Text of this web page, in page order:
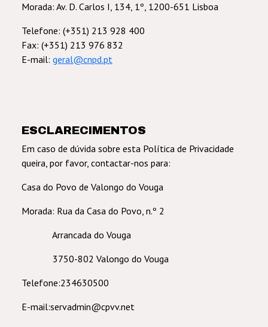
Morada: Av. D. Carlos I, 134, 1º, 1200-651 Lisboa
Telefone: (+351) 213 928 400
Fax: (+351) 213 976 832
E-mail: geral@cnpd.pt
ESCLARECIMENTOS
Em caso de dúvida sobre esta Política de Privacidade
queira, por favor, contactar-nos para:
Casa do Povo de Valongo do Vouga
Morada: Rua da Casa do Povo, n.º 2
Arrancada do Vouga
3750-802 Valongo do Vouga
Telefone:234630500
E-mail:servadmin@cpvv.net